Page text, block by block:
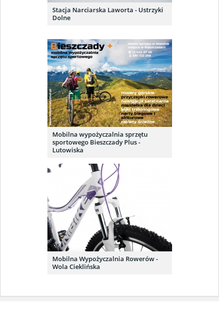
Stacja Narciarska Laworta - Ustrzyki
Dolne
Mobilna wypożyczalnia sprzętu
sportowego Bieszczady Plus -
Lutowiska
Mobilna Wypożyczalnia Rowerów -
Wola Cieklińska